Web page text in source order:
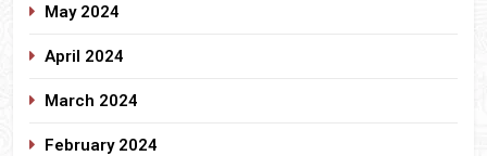
May 2024
April 2024
March 2024
February 2024